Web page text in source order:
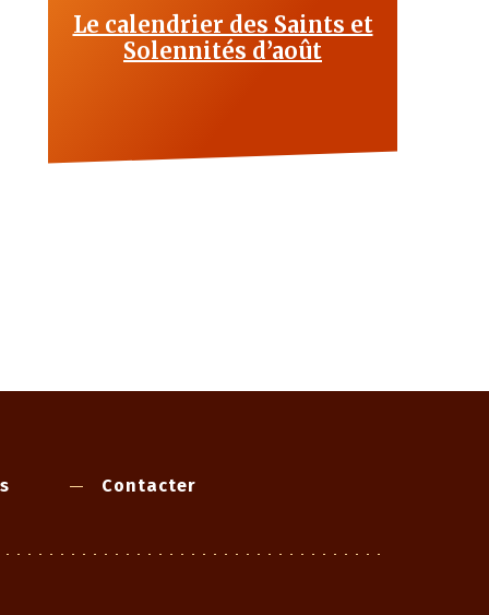
Le calendrier des Saints et
Solennités d’août
Contacter